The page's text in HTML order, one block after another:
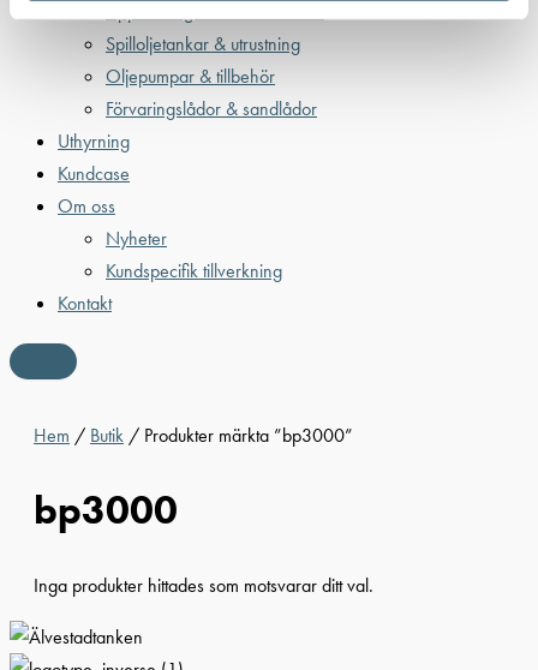
Spilloljetankar & utrustning
Oljepumpar & tillbehör
Förvaringslådor & sandlådor
Uthyrning
Kundcase
Om oss
Nyheter
Kundspecifik tillverkning
Kontakt
Hem / Butik / Produkter märkta ”bp3000”
bp3000
Inga produkter hittades som motsvarar ditt val.